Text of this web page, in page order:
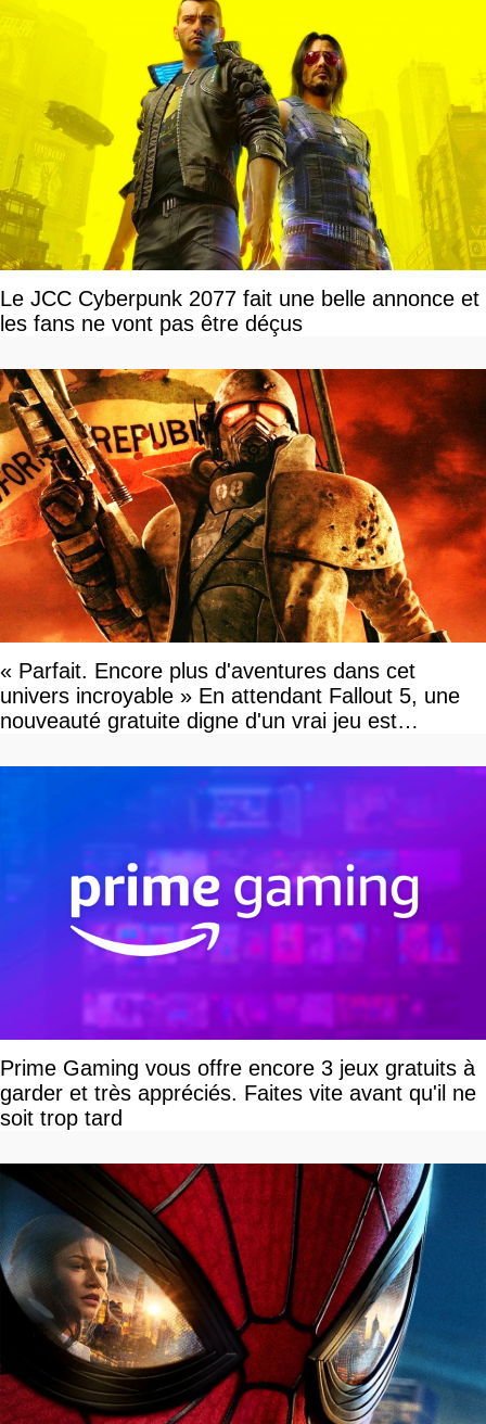
Le JCC Cyberpunk 2077 fait une belle annonce et
les fans ne vont pas être déçus
« Parfait. Encore plus d'aventures dans cet
univers incroyable » En attendant Fallout 5, une
nouveauté gratuite digne d'un vrai jeu est
Prime Gaming vous offre encore 3 jeux gratuits à
garder et très appréciés. Faites vite avant qu'il ne
soit trop tard